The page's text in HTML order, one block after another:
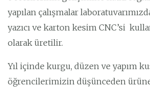
yapılan çalışmalar
yazıcı ve karton kesim CNC’si
olarak üretilir.
Yıl içinde kurgu, düzen ve yapım
öğrencilerimizin düşünceden